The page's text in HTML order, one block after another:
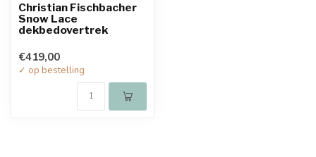
Christian Fischbacher
Snow Lace
dekbedovertrek
€419,00
✓ op bestelling